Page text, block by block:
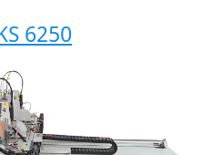
6250